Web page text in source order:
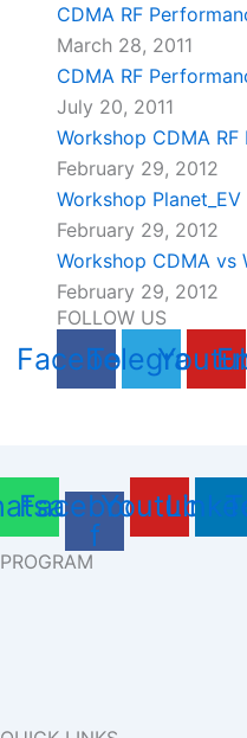
CDMA RF
March 28, 2011
CDMA RF
July 20, 2011
Workshop CDMA
February 29, 2012
Workshop
February 29, 2012
Workshop CDMA vs
February 29, 2012
FOLLOW US
Facebook
Telegram
Facebook-
f
Youtube
PROGRAM